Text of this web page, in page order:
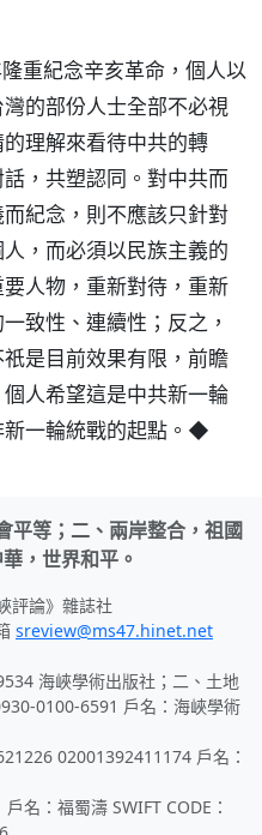
重紀念辛亥革命，個人以
的部份人士全部不必視
理解來看待中共的轉
，共塑認同。對中共而
紀念，則不應該只針對
，而必須以民族主義的
人物，重新對待，重新
致性、連續性；反之，
是目前效果有限，前瞻
人希望這是中共新一輪
新一輪統戰的起點。◆
平等；二、兩岸整合，祖國
，世界和平。
評論》雜誌社
sreview@ms47.hinet.net
海峽學術出版社；二、土地
0100-6591 戶名：海峽學術
02001392411174 戶名：
名：福蜀濤 SWIFT CODE：